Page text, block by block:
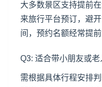
大多数景区支持提前
来旅行平台预订，避
间，预约名额经常提
Q3: 适合带小朋友或老
需根据具体行程安排